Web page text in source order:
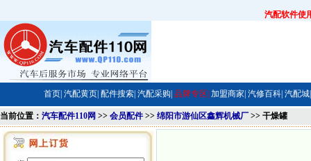
汽配软件使
首页| 汽配黄页| 配件搜索| 汽配采购| 品牌专区| 加盟商家| 汽修百科| 汽配城|
当前位置： 汽车配件110网 >> 会员配件 >> 绵阳市游仙区鑫辉机械厂 >> 干燥罐